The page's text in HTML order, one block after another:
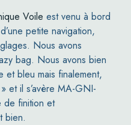
Voile est venu à bord
petite navigation,
Nous avons
bag. Nous avons bien
bleu mais finalement,
et il s’avère MA-GNI-
de finition et
bien.